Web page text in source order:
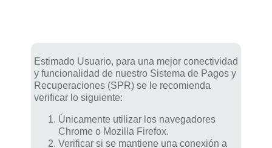
Estimado Usuario, para una mejor conectividad
y funcionalidad de nuestro Sistema de Pagos y
Recuperaciones (SPR) se le recomienda
verificar lo siguiente:
Únicamente utilizar los navegadores
Chrome o Mozilla Firefox.
Verificar si se mantiene una conexión a